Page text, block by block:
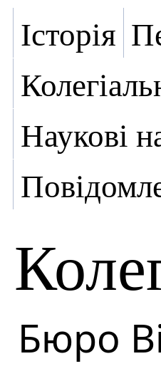
Історія
Наукові
Бюро